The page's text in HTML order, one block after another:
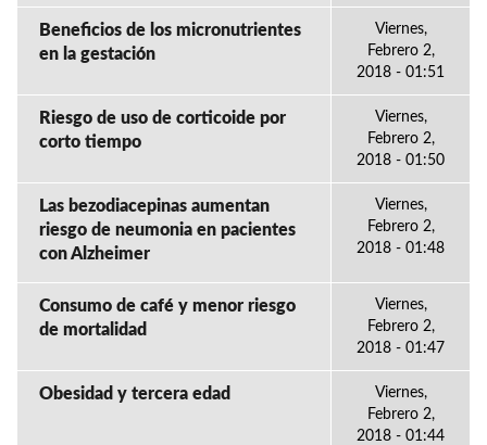
Beneficios de los micronutrientes
en la gestación
Viernes,
Febrero 2,
2018 - 01:51
Riesgo de uso de corticoide por
corto tiempo
Viernes,
Febrero 2,
2018 - 01:50
Las bezodiacepinas aumentan
riesgo de neumonia en pacientes
con Alzheimer
Viernes,
Febrero 2,
2018 - 01:48
Consumo de café y menor riesgo
de mortalidad
Viernes,
Febrero 2,
2018 - 01:47
Obesidad y tercera edad
Viernes,
Febrero 2,
2018 - 01:44